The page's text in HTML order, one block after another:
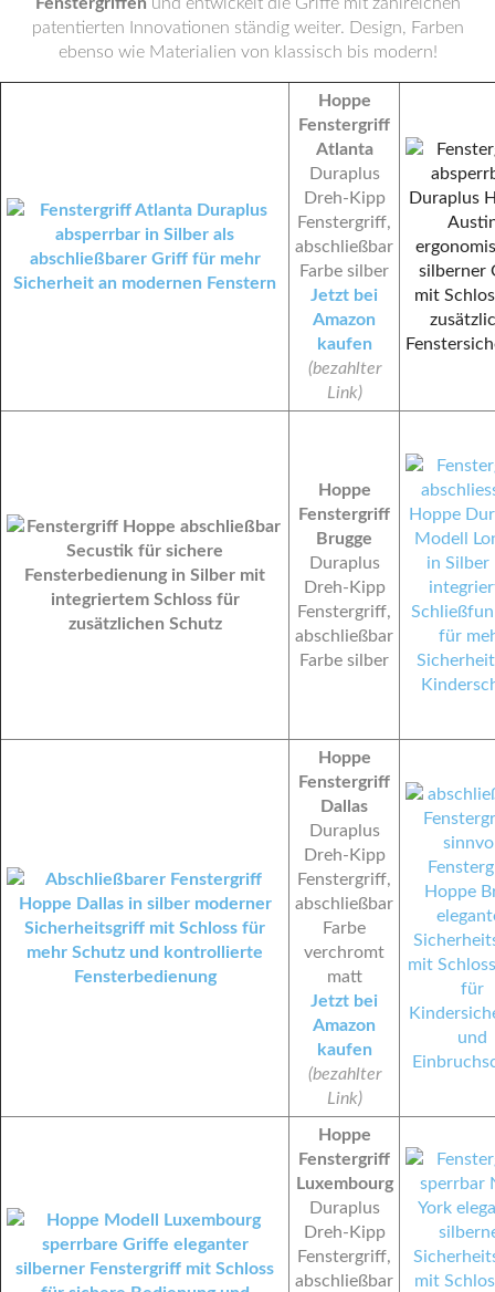
patentierten Innovationen ständig weiter. Design, Farben
ebenso wie Materialien von klassisch bis modern!
Hoppe
Fenstergriff
Atlanta
Duraplus
Dreh-Kipp
Fenstergriff,
abschließbar
Farbe silber
Jetzt bei
Amazon
kaufen
(bezahlter
Link)
Hoppe
Fenstergriff
Brugge
Duraplus
Dreh-Kipp
Fenstergriff,
abschließbar
Farbe silber
Hoppe
Fenstergriff
Dallas
Duraplus
Dreh-Kipp
Fenstergriff,
abschließbar
Farbe
verchromt
matt
Jetzt bei
Amazon
kaufen
(bezahlter
Link)
Hoppe
Fenstergriff
Luxembourg
Duraplus
Dreh-Kipp
Fenstergriff,
abschließbar